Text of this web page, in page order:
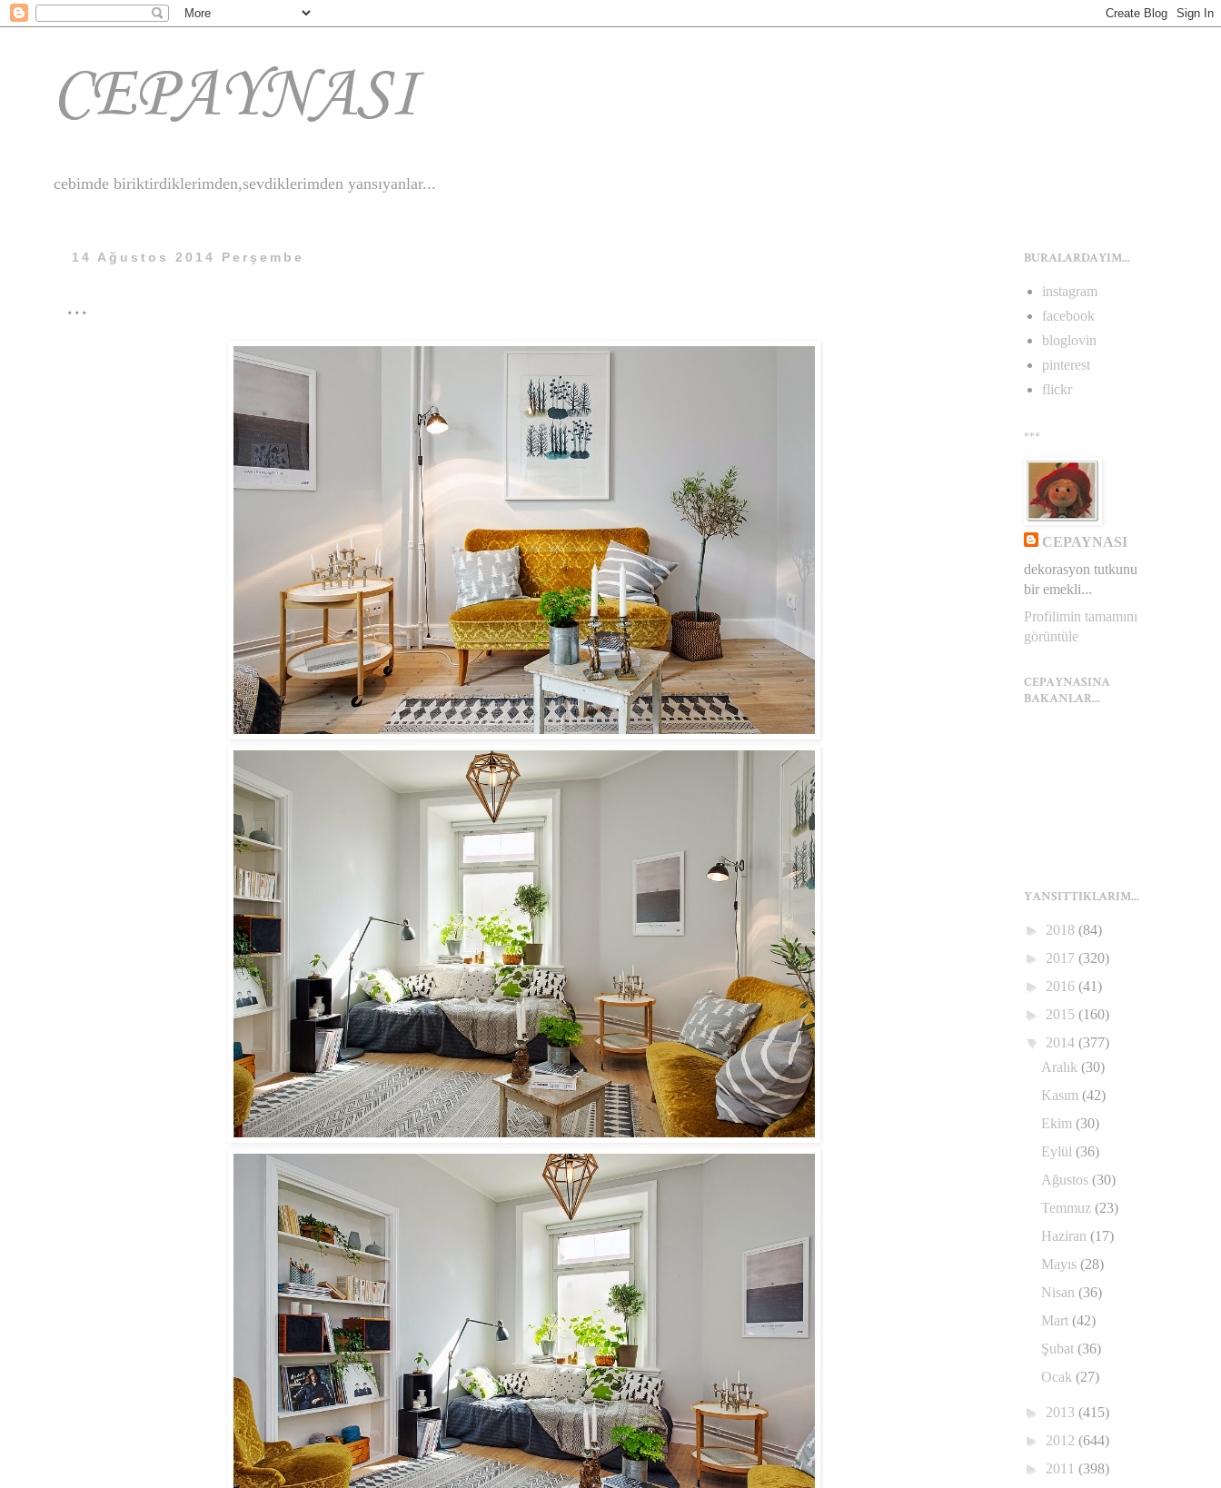
CEPAYNASI
cebimde biriktirdiklerimden,sevdiklerimden yansıyanlar...
14 Ağustos 2014 Perşembe
...
BURALARDAYIM...
instagram
facebook
bloglovin
pinterest
flickr
***
CEPAYNASI
dekorasyon tutkunu
bir emekli...
Profilimin tamamını
görüntüle
CEPAYNASINA
BAKANLAR...
YANSITTIKLARIM...
► 2018 (84)
► 2017 (320)
► 2016 (41)
► 2015 (160)
▼ 2014 (377)
Aralık(30)
Kasım(42)
Ekim(30)
Eylül(36)
Ağustos(30)
Temmuz(23)
Haziran(17)
Mayıs(28)
Nisan(36)
Mart(42)
Şubat(36)
Ocak(27)
► 2013 (415)
► 2012 (644)
► 2011 (398)